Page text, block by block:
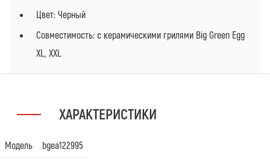
Цвет: Черный
Совместимость: с керамическими грилями Big Green Egg
XL, XXL
ХАРАКТЕРИСТИКИ
Модель bgea122995